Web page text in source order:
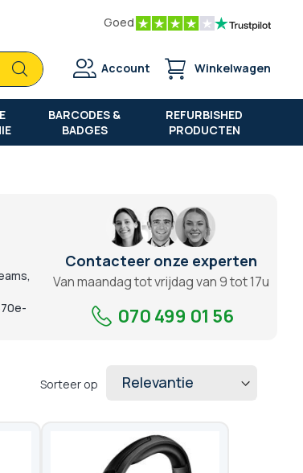
Goed
Zoek
Zoek
Account Winkelwagen
BARCODES &
BADGES
REFURBISHED
PRODUCTEN
Contacteer onze experten
Van maandag tot vrijdag van 9 tot 17u
070 499 01 56
Sorteer op